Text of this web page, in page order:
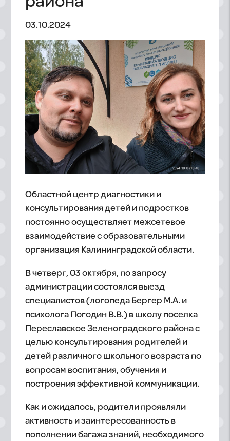
03.10.2024
Областной центр диагностики и
консультирования детей и подростков
постоянно осуществляет межсетевое
взаимодействие с образовательными
организация Калининградской области.
В четверг, 03 октября, по запросу
администрации состоялся выезд
специалистов (логопеда Бергер М.А. и
психолога Погодин В.В.) в школу поселка
Переславское Зеленоградского района с
целью консультирования родителей и
детей различного школьного возраста по
вопросам воспитания, обучения и
построения эффективной коммуникации.
Как и ожидалось, родители проявляли
активность и заинтересованность в
пополнении багажа знаний, необходимого